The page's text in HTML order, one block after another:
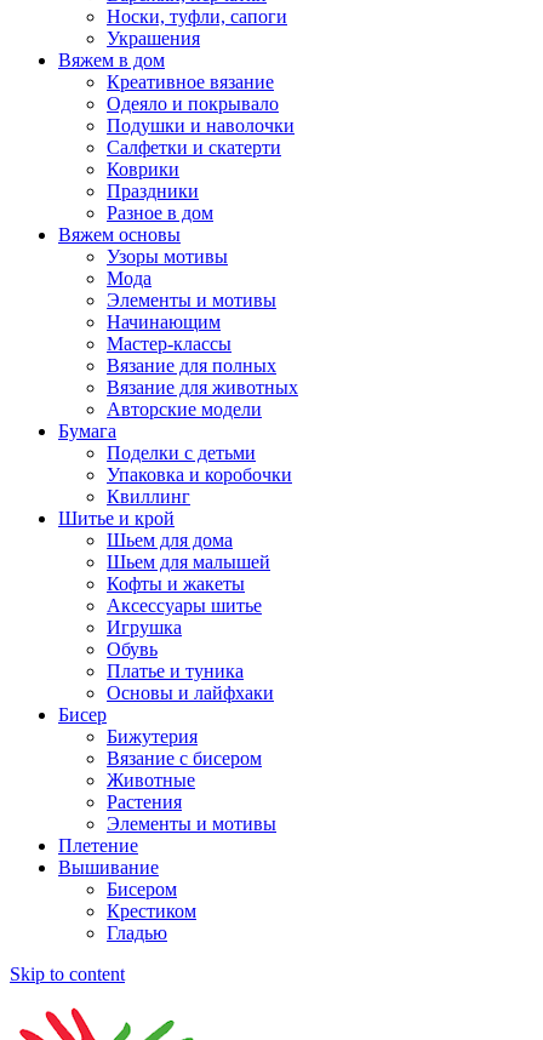
Носки, туфли, сапоги
Украшения
Вяжем в дом
Креативное вязание
Одеяло и покрывало
Подушки и наволочки
Салфетки и скатерти
Коврики
Праздники
Разное в дом
Вяжем основы
Узоры мотивы
Мода
Элементы и мотивы
Начинающим
Мастер-классы
Вязание для полных
Вязание для животных
Авторские модели
Бумага
Поделки с детьми
Упаковка и коробочки
Квиллинг
Шитье и крой
Шьем для дома
Шьем для малышей
Кофты и жакеты
Аксессуары шитье
Игрушка
Обувь
Платье и туника
Основы и лайфхаки
Бисер
Бижутерия
Вязание с бисером
Животные
Растения
Элементы и мотивы
Плетение
Вышивание
Бисером
Крестиком
Гладью
Skip to content